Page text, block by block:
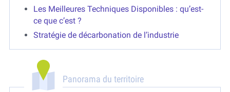
Les Meilleures Techniques Disponibles : qu’est-
ce que c’est ?
Stratégie de décarbonation de l’industrie
Panorama du territoire